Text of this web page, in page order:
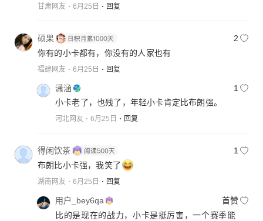
甘肃网友 6月25日 回复
硕果
2
你有的小卡都有，你没有的人家也有
福建网友 6月25日 回复
潇涵
1
小卡老了，也残了，年轻小卡肯定比布朗强。
河北网友 6月25日 回复
得闲饮茶
1
布朗比小卡强，我笑了
湖南网友 6月25日 回复
用户_bey6qa
首赞
比的是现在的战力，小卡是挺厉害，一个赛季能